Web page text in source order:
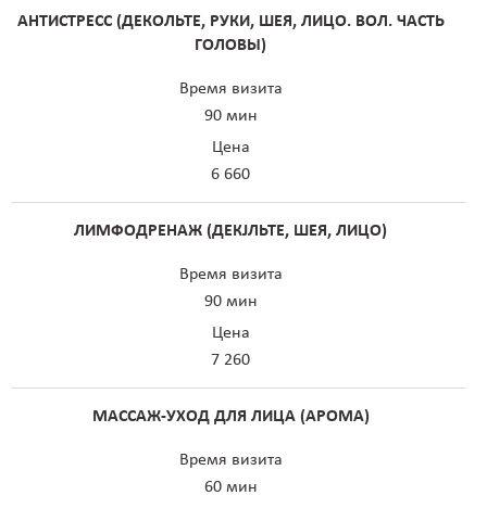
АНТИСТРЕСС (ДЕКОЛЬТЕ, РУКИ, ШЕЯ, ЛИЦО. ВОЛ. ЧАСТЬ
ГОЛОВЫ)
Время визита
90 мин
Цена
6 660
ЛИМФОДРЕНАЖ (ДЕКJЛЬТЕ, ШЕЯ, ЛИЦО)
Время визита
90 мин
Цена
7 260
МАССАЖ-УХОД ДЛЯ ЛИЦА (АРОМА)
Время визита
60 мин